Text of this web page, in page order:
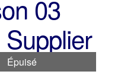
03
Épuisé